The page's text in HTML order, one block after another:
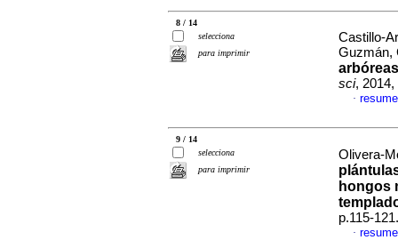
8 / 14
selecciona
para imprimir
Castillo-
Guzmán,
sci, 2014,
·
9 / 14
selecciona
para imprimir
Olivera-
hongos
p.115-
·